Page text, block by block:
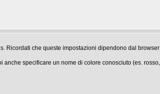
Ricordati che queste impostazioni dipendono dal
anche specificare un nome di colore conosciuto (es.